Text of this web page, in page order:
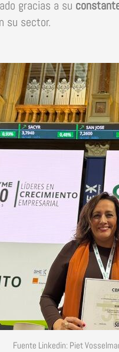
gracias a su
su sector.
Fuente Linkedin: Piet